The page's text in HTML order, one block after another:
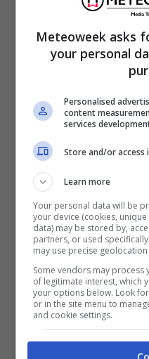
Sicuramenteil
con minor
quotidiano(a questo
Meteoweek asks
your personal
Personalised
content
services
Store and/or
Learn more
Your personal data will be
your device (cookies,
data) may be stored by,
partners, or used
may use precise
Some vendors may
of legitimate interest, which
your options below. Look
or in the site menu to
and cookie settings.